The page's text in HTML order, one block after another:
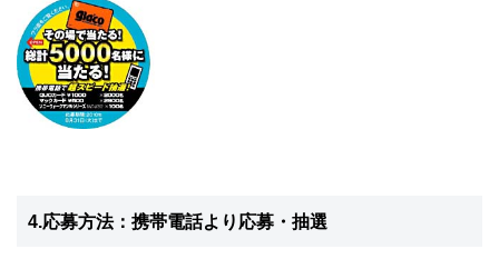
4.応募方法：携帯電話より応募・抽選